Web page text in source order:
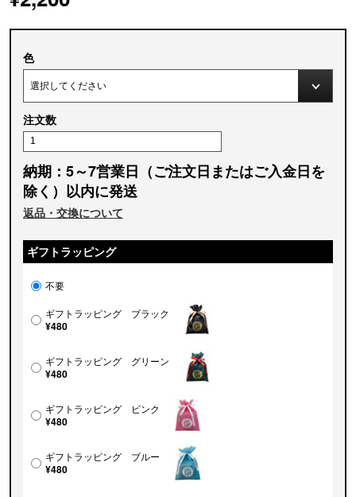
色
注文数
納期：5～7営業日（ご注文日またはご入金日を
除く）以内に発送
返品・交換について
ギフトラッピング
不要
ギフトラッピング ブラック
¥480
ギフトラッピング グリーン
¥480
ギフトラッピング ピンク
¥480
ギフトラッピング ブルー
¥480